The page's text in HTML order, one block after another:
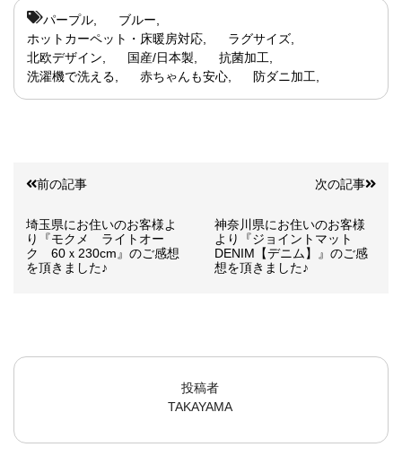
パープル
ブルー
ホットカーペット・床暖房対応
ラグサイズ
北欧デザイン
国産/日本製
抗菌加工
洗濯機で洗える
赤ちゃんも安心 防ダニ加工
前の記事
埼玉県にお住いのお客様よ
り『モクメ ライトオー
ク 60ｘ230cm』のご感想
を頂きました♪
次の記事
神奈川県にお住いのお客様
より『ジョイントマット
DENIM【デニム】』のご感
想を頂きました♪
投稿者
TAKAYAMA